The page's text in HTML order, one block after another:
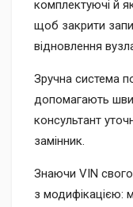
комплектуючі й
щоб закрити
відновлення
Зручна система
допомагають
консультант
замінник.
Знаючи VIN
з модифікацією: